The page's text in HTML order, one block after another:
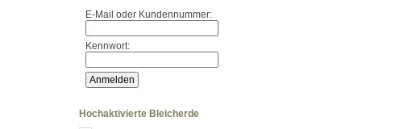
E-Mail oder Kundennummer:
Kennwort:
Hochaktivierte Bleicherde